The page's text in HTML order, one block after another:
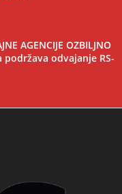
AGENCIJE OZBILJNO
podržava odvajanje RS-